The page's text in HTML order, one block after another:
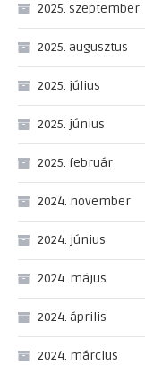
2025. szeptember
2025. augusztus
2025. július
2025. június
2025. február
2024. november
2024. június
2024. május
2024. április
2024. március